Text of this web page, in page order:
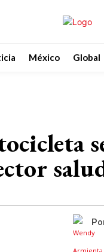
México Global